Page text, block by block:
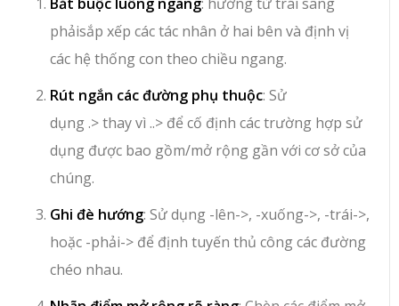
Bắt buộc luồng ngang: hướng từ trái sang
phảisắp xếp các tác nhân ở hai bên và định vị
các hệ thống con theo chiều ngang.
Rút ngắn các đường phụ thuộc: Sử
dụng.>thay vì..> để cố định các trường hợp sử
dụng được bao gồm/mở rộng gần với cơ sở của
chúng.
Ghi đè hướng: Sử dụng -lên->, -xuống->, -trái->,
hoặc -phải-> để định tuyến thủ công các đường
chéo nhau.